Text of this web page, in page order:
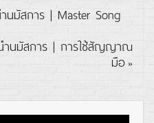
นมัสการ | Master Song
ำนมัสการ | การใช้สัญญาณ
มือ »